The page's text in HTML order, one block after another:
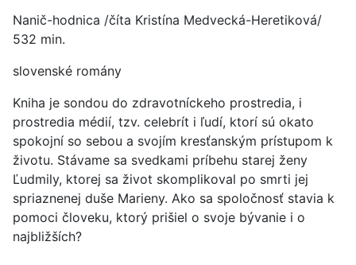
Nanič-hodnica /číta Kristína Medvecká-Heretiková/
532 min.
slovenské romány
Kniha je sondou do zdravotníckeho prostredia, i
prostredia médií, tzv. celebrít i ľudí, ktorí sú okato
spokojní so sebou a svojím kresťanským prístupom k
životu. Stávame sa svedkami príbehu starej ženy
Ľudmily, ktorej sa život skomplikoval po smrti jej
spriaznenej duše Marieny. Ako sa spoločnosť stavia k
pomoci človeku, ktorý prišiel o svoje bývanie i o
najbližších?